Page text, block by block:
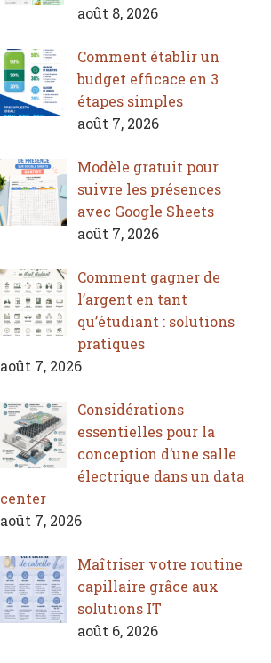
août 8, 2026
Comment établir un
budget efficace en 3
étapes simples
août 7, 2026
Modèle gratuit pour
suivre les présences
avec Google Sheets
août 7, 2026
Comment gagner de
l’argent en tant
qu’étudiant : solutions
pratiques
août 7, 2026
Considérations
essentielles pour la
conception d’une salle
électrique dans un data
center
août 7, 2026
Maîtriser votre routine
capillaire grâce aux
solutions IT
août 6, 2026